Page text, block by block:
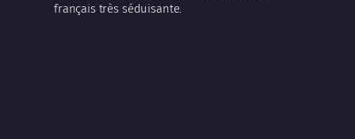
français très séduisante.